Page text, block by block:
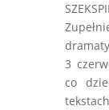
3
co